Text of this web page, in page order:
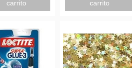
carrito
carrito